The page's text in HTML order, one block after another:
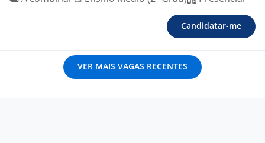
Candidatar-me
VER MAIS VAGAS RECENTES